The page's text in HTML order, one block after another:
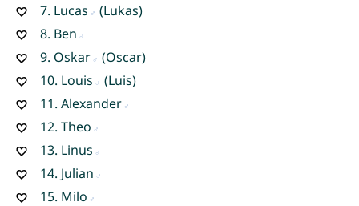
7. Lucas
(Lukas)
8. Ben
9. Oskar
(Oscar)
10. Louis
(Luis)
11. Alexander
12. Theo
13. Linus
14. Julian
15. Milo